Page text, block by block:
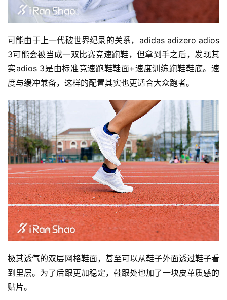
可能由于上一代破世界纪录的关系，adidas adizero adios
3可能会被当成一双比赛竞速跑鞋，但拿到手之后，发现其
实adios 3是由标准竞速跑鞋鞋面+速度训练跑鞋鞋底。速
度与缓冲兼备，这样的配置其实也更适合大众跑者。
极其透气的双层网格鞋面，甚至可以从鞋子外面透过鞋子看
到里层。为了后跟更加稳定，鞋跟处也加了一块皮革质感的
贴片。